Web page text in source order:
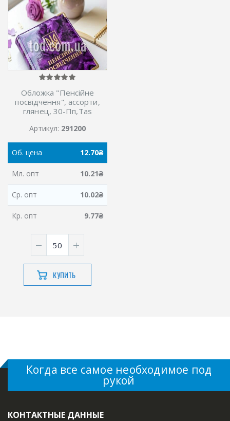
Обложка "Пенсiйне
посвiдчення", ассорти,
глянец, 30-Пп,Tas
Артикул: 291200
Об. цена 12.70₴
Мл. опт 10.21₴
Ср. опт 10.02₴
Кр. опт 9.77₴
КУПИТЬ
Когда все самое необходимое под
рукой
КОНТАКТНЫЕ ДАННЫЕ